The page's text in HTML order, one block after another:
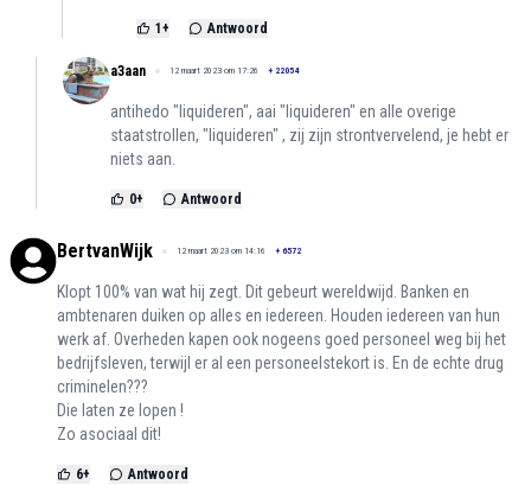
1 + Antwoord
a3aan 12 maart 2023 om 17:26 + 22054
antihedo "liquideren", aai "liquideren" en alle overige
staatstrollen, "liquideren" , zij zijn strontvervelend, je hebt er
niets aan.
0+ Antwoord
BertvanWijk 12 maart 2023 om 14:16 + 6572
Klopt 100% van wat hij zegt. Dit gebeurt wereldwijd. Banken en
ambtenaren duiken op alles en iedereen. Houden iedereen van hun
werk af. Overheden kapen ook nogeens goed personeel weg bij het
bedrijfsleven, terwijl er al een personeelstekort is. En de echte drug
criminelen???
Die laten ze lopen !
Zo asociaal dit!
6+ Antwoord